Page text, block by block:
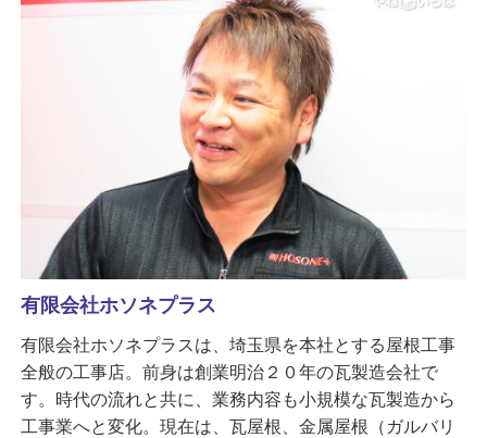
有限会社ホソネプラス
有限会社ホソネプラスは、埼玉県を本社とする屋根工事
全般の工事店。前身は創業明治２０年の瓦製造会社で
す。時代の流れと共に、業務内容も小規模な瓦製造から
工事業へと変化。現在は、瓦屋根、金属屋根（ガルバリ